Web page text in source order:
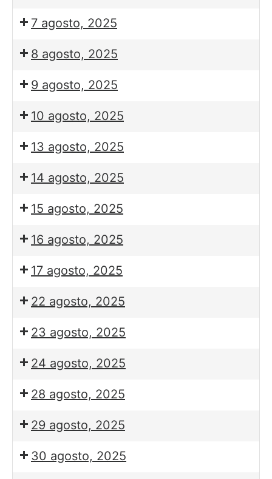
7 agosto, 2025
8 agosto, 2025
9 agosto, 2025
10 agosto, 2025
13 agosto, 2025
14 agosto, 2025
15 agosto, 2025
16 agosto, 2025
17 agosto, 2025
22 agosto, 2025
23 agosto, 2025
24 agosto, 2025
28 agosto, 2025
29 agosto, 2025
30 agosto, 2025